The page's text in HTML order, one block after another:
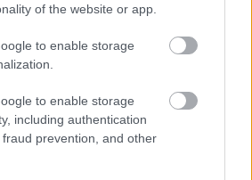
of the website or app.
to enable storage
to enable storage
including authentication
prevention, and other
átszervezett termeléssel
rendszert a